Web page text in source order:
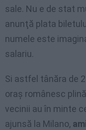
sale. Nu e de stat
anunţă plata
numele este
salariu.
Si astfel tânăra de
oraş românesc
vecinii au în minte
ajunsă la Milano,